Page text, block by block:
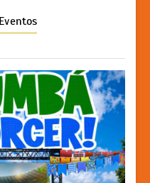
Eventos